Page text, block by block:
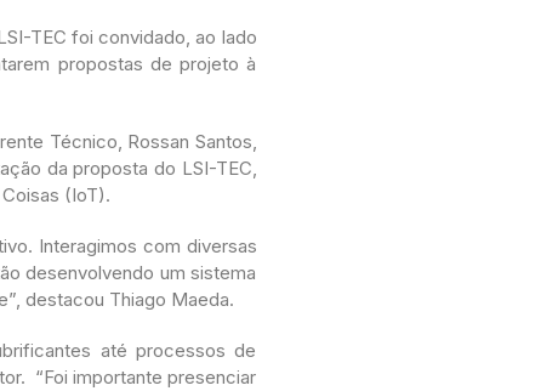
TEC foi convidado, ao lado
propostas de projeto à
Técnico, Rossan Santos,
da proposta do LSI-TEC,
(IoT).
Interagimos com diversas
desenvolvendo um sistema
destacou Thiago Maeda.
até processos de
“Foi importante presenciar